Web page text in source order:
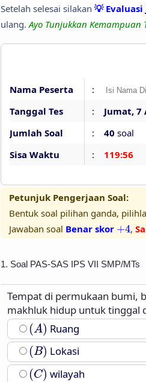
Setelah selesai silakan 💡 Evaluasi
ulang.Ayo Tunjukkan Kemampuan
Nama Peserta
:
Tanggal Tes
: Jumat, 7
Jumlah Soal
: 40 soal
Sisa Waktu
: 119:55
Petunjuk Pengerjaan Soal:
Bentuk soal pilihan ganda,
Jawaban soal Benar skor +4
+ 4 ,
1. Soal PAS-SAS IPS VII SMP/MTs
Tempat di permukaan bumi,
makhluk hidup untuk tinggal
(A)
(A) Ruang
(B)
(B) Lokasi
(C)
(C) wilayah